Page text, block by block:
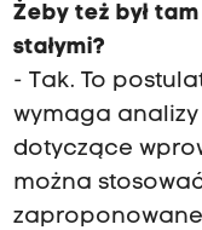
Żeby też był
stałymi?
- Tak. To
wymaga analizy
dotyczące
można
zaproponowane